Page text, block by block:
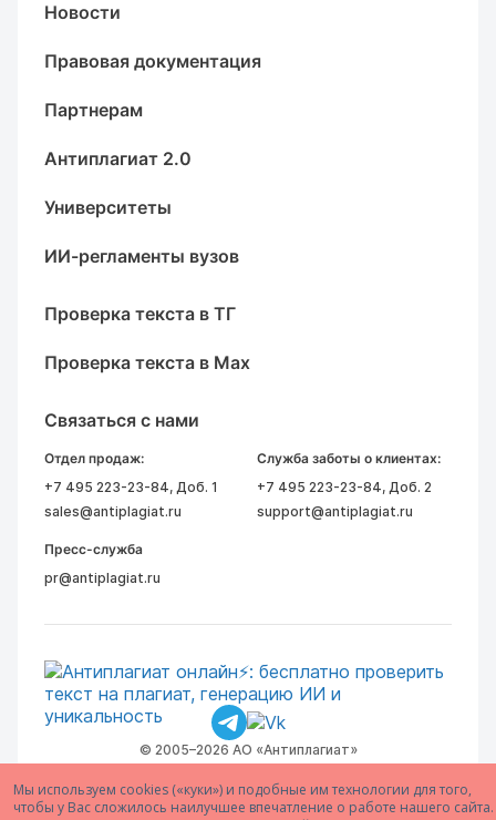
Мы используем cookies («куки») и подобные им технологии для того,
чтобы у Вас сложилось наилучшее впечатление о работе нашего сайта.
Новости
Правовая документация
Партнерам
Антиплагиат 2.0
Университеты
ИИ-регламенты вузов
Проверка текста в ТГ
Проверка текста в Max
Связаться с нами
Отдел продаж:
+7 495 223-23-84, Доб. 1
sales@antiplagiat.ru
Служба заботы о клиентах:
+7 495 223-23-84, Доб. 2
support@antiplagiat.ru
Пресс-служба
pr@antiplagiat.ru
© 2005–2026 АО «Антиплагиат»